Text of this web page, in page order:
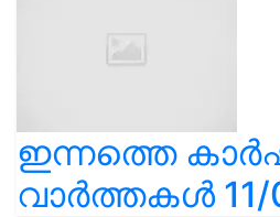
ഇന്നത്തെ
വാർത്തകൾ 11/